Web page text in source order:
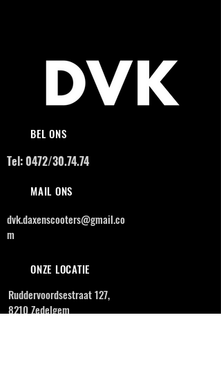
BEL ONS
Tel: 0472/30.74.74
MAIL ONS
dvk.daxenscooters@gmail.co
m
ONZE LOCATIE
Ruddervoordsestraat 127,
8210 Zedelgem